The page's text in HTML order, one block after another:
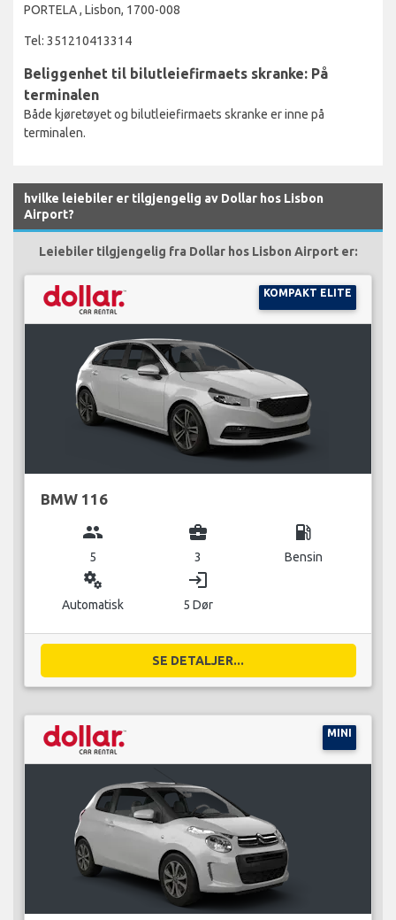
PORTELA , Lisbon, 1700-008
Tel: 351210413314
Beliggenhet til bilutleiefirmaets skranke: På
terminalen
Både kjøretøyet og bilutleiefirmaets skranke er inne på
terminalen.
hvilke leiebiler er tilgjengelig av Dollar hos Lisbon
Airport?
Leiebiler tilgjengelig fra Dollar hos Lisbon Airport er:
KOMPAKT ELITE
BMW 116
group
5
business_center
3
local_gas_station
Bensin
miscellaneous_services
Automatisk
login
5 Dør
SE DETALJER...
MINI